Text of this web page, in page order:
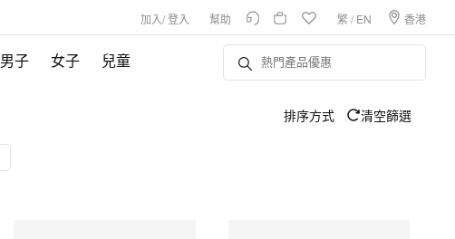
加入/登入 幫助 繁/ EN 香港
男子 女子 兒童
排序方式 清空篩選